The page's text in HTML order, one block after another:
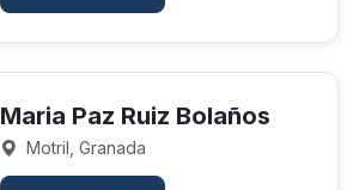
Maria Paz Ruiz Bolaños
Motril, Granada